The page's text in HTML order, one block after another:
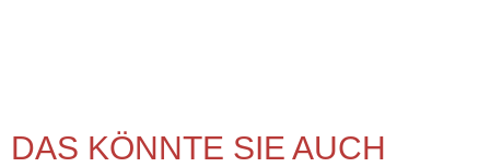
DAS KÖNNTE SIE AUCH